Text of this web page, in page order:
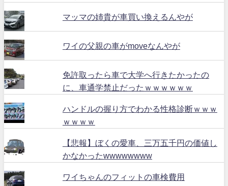
マッマの姉貴が車買い換えるんやが
ワイの父親の車がmoveなんやが
免許取ったら車で大学へ行きたかったの
に、車通学禁止だったｗｗｗｗｗｗ
ハンドルの握り方でわかる性格診断ｗｗｗ
ｗｗｗｗ
【悲報】ぼくの愛車、三万五千円の価値し
かなかったwwwwwwww
ワイちゃんのフィットの車検費用